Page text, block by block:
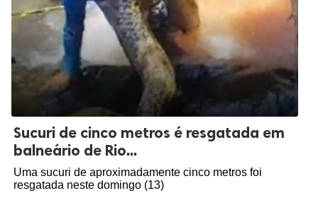
Sucuri de cinco metros é resgatada em
balneário de Rio...
Uma sucuri de aproximadamente cinco metros foi
resgatada neste domingo (13)